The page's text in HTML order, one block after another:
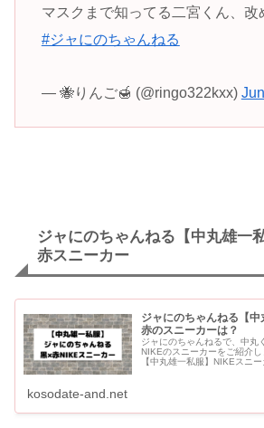
マスクまで知ってる二宮くん、
#ジャにのちゃんねる
— 🐝りんご🍯 (@ringo322kxx)
ジャにのちゃんねる【中丸雄一
赤スニーカー
ジャにのちゃんねる【
赤のスニーカーは？
ジャにのちゃんねるで、中丸
NIKEのスニーカーをご紹介
【中丸雄一私服】NIKEスニ
kosodate-and.net